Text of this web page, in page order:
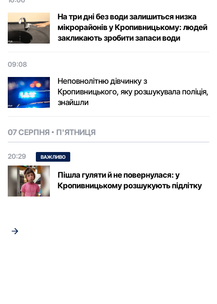
На три дні без води залишиться низка
мікрорайонів у Кропивницькому: людей
закликають зробити запаси води
09:08
Неповнолітню дівчинку з
Кропивницького, яку розшукувала поліція,
знайшли
07 СЕРПНЯ П'ЯТНИЦЯ
20:29 ВАЖЛИВО
Пішла гуляти й не повернулася: у
Кропивницькому розшукують підлітку